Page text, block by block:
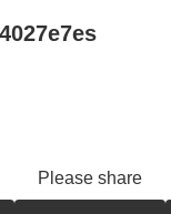
Please share